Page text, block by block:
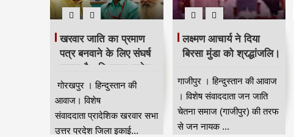
खरवार जाति का प्रमाण
पत्र बनवाने के लिए संघर्ष
करना है - विधायक राजेश
त्रिपाठी
गोरखपुर । हिन्दुस्तान की
आवाज। विशेष
संवाददाता प्रादेशिक खरवार सभा
उत्तर प्रदेश जिला इकाई...
लक्ष्मण आचार्य ने दिया
बिरसा मुंडा को श्रद्धांजलि।
गाजीपुर । हिन्दुस्तान की आवाज
। विशेष संवाददाता जन जाति
चेतना समाज (गाजीपुर) की तरफ
से जन नायक ...